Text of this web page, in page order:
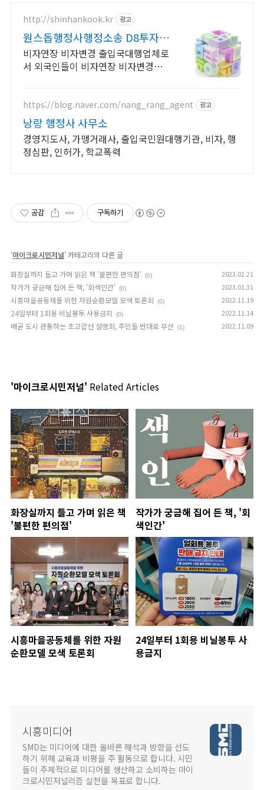
http://shinhankook.kr 광고
원스돕행정사행정소송 D8투자전
문
비자연장 비자변경 출입국대행업체로
서 외국인들이 비자연장 비자변경대
https://blog.naver.com/nang_rang_agent 광고
낭랑 행정사 사무소
경영지도사, 가맹거래사, 출입국민원대행기관, 비자, 행
정심판, 인허가, 학교폭력
공감 구독하기
'마이크로시민저널' 카테고리의 다른 글
화장실까지 들고 가며 읽은 책 '불편한 편의점'
(0) 2023.02.21
작가가 궁금해 집어 든 책, '회색인간' (0) 2023.01.31
시흥마을공동체를 위한 자원순환모델 모색 토론회 (0) 2022.11.19
24일부터 1회용 비닐봉투 사용금지 (0) 2022.11.14
배곧 도시 관통하는 초고압선 설명회, 주민들 반대로 무산 (1) 2022.11.09
'마이크로시민저널' Related Articles
화장실까지 들고 가며 읽은 책
'불편한 편의점'
작가가 궁금해 집어 든 책, '회
색인간'
시흥마을공동체를 위한 자원
순환모델 모색 토론회
24일부터 1회용 비닐봉투 사
용금지
시흥미디어
SMD는 미디어에 대한 올바른 해석과 방향을 선도
하기 위해 교육과 비평을 주 활동으로 합니다. 시민
들이 주체적으로 미디어를 생산하고 소비하는 마이
크로시민저널리즘 실천을 목표로 합니다.